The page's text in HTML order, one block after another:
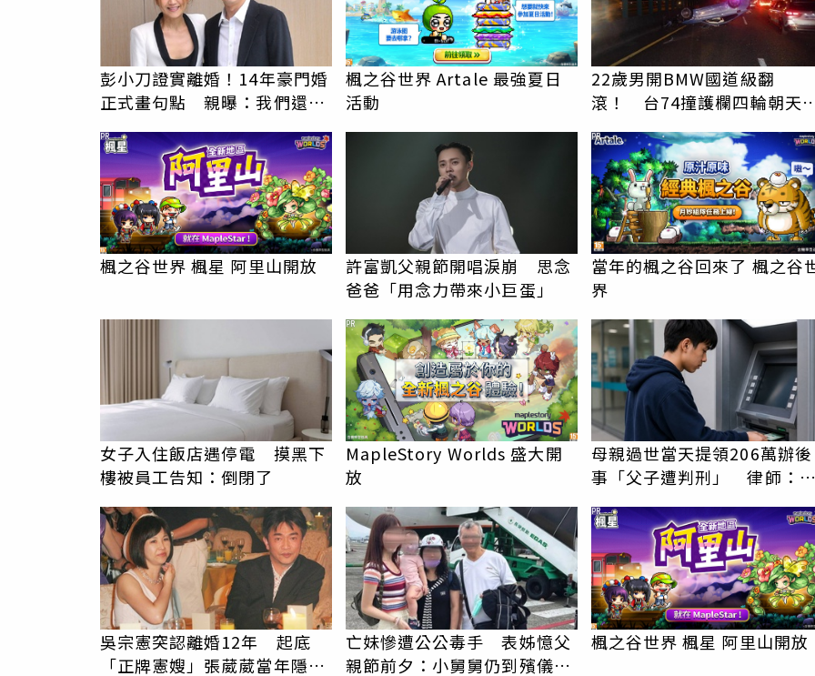
彭小刀證實離婚！14年豪門婚
正式畫句點 親曝：我們還是
楓之谷世界 Artale 最強夏日
活動
22歲男開BMW國道級翻
滾！ 台74撞護欄四輪朝天
楓之谷世界 楓星 阿里山開放
PR
許富凱父親節開唱淚崩 思念
爸爸「用念力帶來小巨蛋」
當年的楓之谷回來了 楓之谷
界
PR
女子入住飯店遇停電 摸黑下
樓被員工告知：倒閉了
MapleStory Worlds 盛大開
放
PR
母親過世當天提領206萬辦後
事「父子遭判刑」 律師：
錢先下手是罪
吳宗憲突認離婚12年 起底
「正牌憲嫂」張葳葳當年隱婚
亡妹慘遭公公毒手 表姊憶父
親節前夕：小舅舅仍到殯儀館
楓之谷世界 楓星 阿里山開放
PR